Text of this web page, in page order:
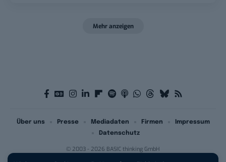
Mehr anzeigen
© 2003 - 2026 BASIC thinking GmbH
Über uns Presse Mediadaten Firmen
Impressum
Datenschutz